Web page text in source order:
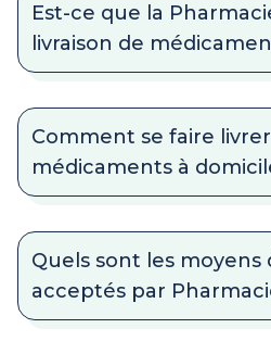
Est-ce que la
livraison de
Comment se faire
médicaments à
Quels sont les
acceptés par